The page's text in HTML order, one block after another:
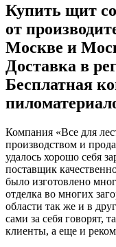
Купить щит
от
Москве и
Доставка в
Бесплатная
Компания «Все для
производством и
удалось хорошо себя
поставщик
было изготовлено
отделка во многих
области так же и в
сами за себя говорят,
клиенты, а еще и